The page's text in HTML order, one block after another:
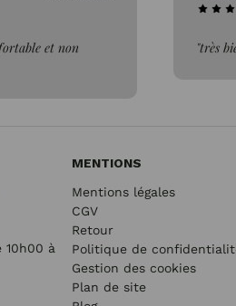
et non
"très
10h00 à
MENTIONS
Mentions légales
CGV
Retour
Politique de
Gestion des cookies
Plan de site